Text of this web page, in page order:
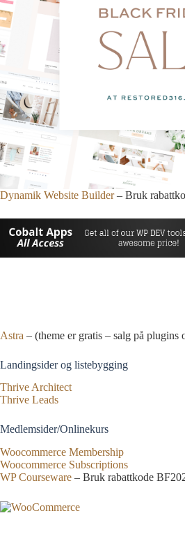
Dynamik Website Builder– Bruk
Astra – (theme er gratis – salg på plugins
Landingsider og listebygging
Thrive Architect
Thrive Leads
Medlemsider/Onlinekurs
Woocommerce Membership
Woocommerce Subscriptions
WP Courseware – Bruk rabattkode